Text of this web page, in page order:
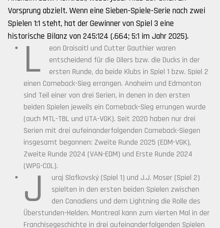
Vorsprung abzielt. Wenn eine Sieben-Spiele-Serie nach zwei
Spielen 1:1 steht, hat der Gewinner von Spiel 3 eine
historische Bilanz von 245:124 (.664; 5:1 im Jahr 2025).
L
eon Draisaitl und Cutter Gauthier waren
entscheidend für die Oilers bzw. die Ducks in der
ersten Runde, da beide Klubs in Spiel 1 bzw. Spiel 2
einen Comeback-Sieg errangen. Anaheim und Edmonton
sind Teil einer von drei Serien, in denen in den ersten
beiden Spielen jeweils ein Comeback-Sieg errungen wurde
(auch MTL-TBL und UTA-VGK). Seit 2020 haben nur drei
Serien mit drei aufeinanderfolgenden Comeback-Siegen
insgesamt begonnen: Zweite Runde 2025 (EDM-VGK),
Zweite Runde 2024 (VAN-EDM) und Erste Runde 2024
(WPG-COL).
J
uraj Slafkovský (Spiel 1) und J.J. Moser (Spiel 2)
spielten in den ersten beiden Spielen zwischen
den Canadiens und dem Lightning die Rolle des
Überstunden-Helden. Montreal kann zum vierten Mal in der
Franchisegeschichte in drei aufeinanderfolgenden Spielen